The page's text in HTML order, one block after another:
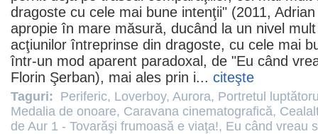
dragoste cu cele mai bune intenţii" (2011,
apropie în mare măsură, ducând la un nivel
acţiunilor întreprinse din dragoste, cu cele mai
într-un mod aparent paradoxal, de "Eu când
Florin Şerban), mai ales prin i... citeşte
Taguri: Periferic, Loverboy, Aurora, Portretul
Medalia de onoare, Caravana cinematografică,
de Aur 1 - Tovarăşi frumoasă e viaţa!, Eu când vreau